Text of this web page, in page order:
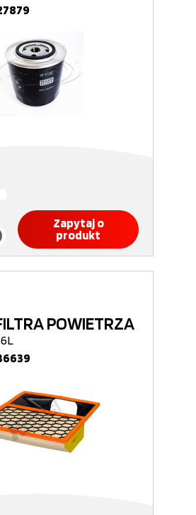
Zapytaj o
produkt
POWIETRZA